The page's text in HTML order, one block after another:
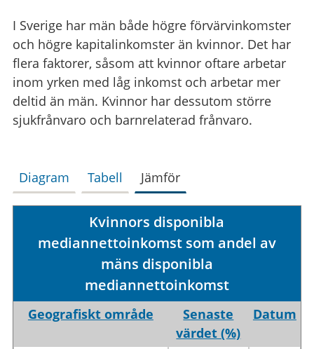
I Sverige har män både högre förvärvinkomster
och högre kapitalinkomster än kvinnor. Det har
flera faktorer, såsom att kvinnor oftare arbetar
inom yrken med låg inkomst och arbetar mer
deltid än män. Kvinnor har dessutom större
sjukfrånvaro och barnrelaterad frånvaro.
Diagram Tabell Jämför
Kvinnors disponibla
mediannettoinkomst som andel av
mäns disponibla
mediannettoinkomst
Geografiskt område
Senaste
värdet (%)
Datum